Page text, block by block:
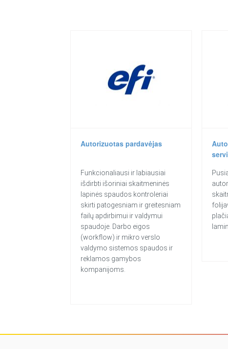
Autorizuotas pardavėjas
Funkcionaliausi ir labiausiai
išdirbti išoriniai skaitmeninės
lapinės spaudos kontroleriai
skirti patogesniam ir greitesniam
failų apdirbimui ir valdymui
spaudoje. Darbo eigos
(workflow) ir mikro verslo
valdymo sistemos spaudos ir
reklamos gamybos
kompanijoms.